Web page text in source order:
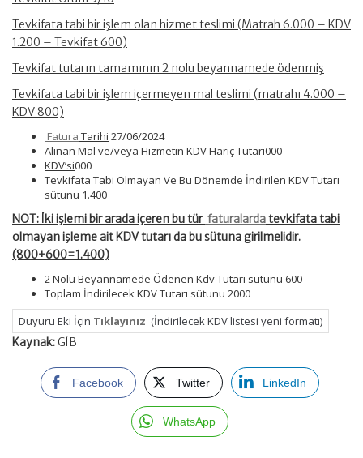
Tevkifata tabi bir işlem olan hizmet teslimi (Matrah 6.000 – KDV
1.200 – Tevkifat 600)
Tevkifat tutarın tamamının 2 nolu beyannamede ödenmiş
Tevkifata tabi bir işlem içermeyen mal teslimi (matrahı 4.000 –
KDV 800)
Fatura Tarihi 27/06/2024
Alınan Mal ve/veya Hizmetin KDV Hariç Tutarı000
KDV’si000
Tevkifata Tabi Olmayan Ve Bu Dönemde İndirilen KDV Tutarı
sütunu 1.400
NOT: İki işlemi bir arada içeren bu tür faturalardatevkifata tabi
olmayan işleme ait KDV tutarı da bu sütuna girilmelidir.
(800+600=1.400)
2 Nolu Beyannamede Ödenen Kdv Tutarı sütunu 600
Toplam İndirilecek KDV Tutarı sütunu 2000
Duyuru Eki İçin Tıklayınız (İndirilecek KDV listesi yeni formatı)
Kaynak:GİB
Facebook Twitter LinkedIn
WhatsApp